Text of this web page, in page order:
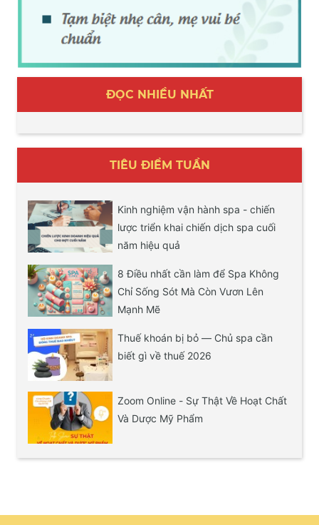
ĐỌC NHIỀU NHẤT
TIÊU ĐIỂM TUẦN
Kinh nghiệm vận hành spa - chiến
lược triển khai chiến dịch spa cuối
năm hiệu quả
8 Điều nhất cần làm để Spa Không
Chỉ Sống Sót Mà Còn Vươn Lên
Mạnh Mẽ
Thuế khoán bị bỏ — Chủ spa cần
biết gì về thuế 2026
Zoom Online - Sự Thật Về Hoạt Chất
Và Dược Mỹ Phẩm